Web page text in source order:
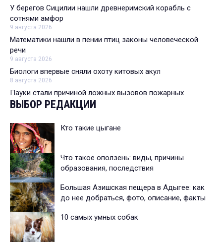
У берегов Сицилии нашли древнеримский корабль с
сотнями амфор
9 августа 2026
Математики нашли в пении птиц законы человеческой
речи
9 августа 2026
Биологи впервые сняли охоту китовых акул
8 августа 2026
Пауки стали причиной ложных вызовов пожарных
ВЫБОР РЕДАКЦИИ
Кто такие цыгане
Что такое оползень: виды, причины
образования, последствия
Большая Азишская пещера в Адыгее: как
до нее добраться, фото, описание, факты
10 самых умных собак